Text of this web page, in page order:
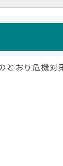
おり危機対